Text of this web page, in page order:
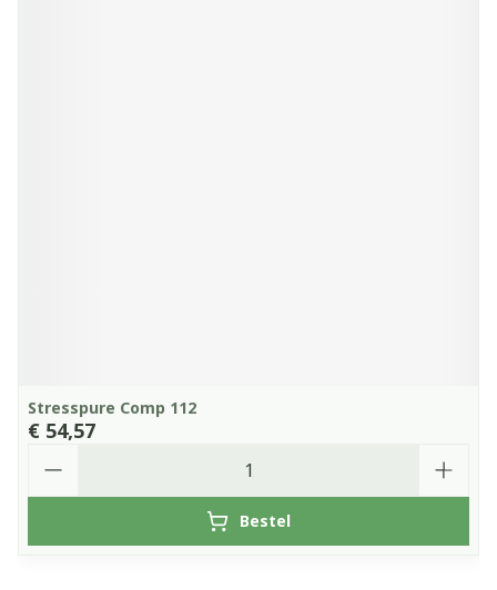
Stresspure Comp 112
€ 54,57
Bestel